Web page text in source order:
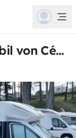
Teilintegriertes Wohnmobil von Cédric